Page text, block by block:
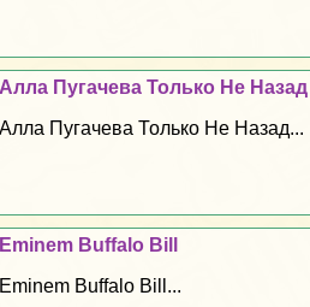
Алла Пугачева Только Не Назад
Алла Пугачева Только Не Назад...
Eminem Buffalo Bill
Eminem Buffalo Bill...